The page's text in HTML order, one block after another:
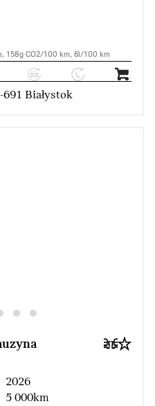
158g CO2/100 km, 6l/100 km
Białystok
2026
5 000km